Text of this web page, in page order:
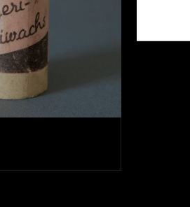
UNIFORME GRIGIOVERDE
UNIFORME GRIGIOAZZURRA
SKIATORE) SUL FRONTE DEL
(STURMTRUPPEN)
SCHWARZLOSE MOD.1907/12 IN